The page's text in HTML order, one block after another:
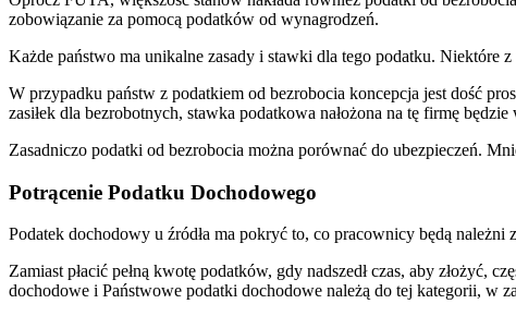
zobowiązanie za pomocą podatków od wynagrodzeń.
Każde państwo ma unikalne zasady i stawki dla tego podatku. Niektóre
W przypadku państw z podatkiem od bezrobocia koncepcja jest dość
zasiłek dla bezrobotnych, stawka podatkowa nałożona na tę firmę będzie
Zasadniczo podatki od bezrobocia można porównać do ubezpieczeń.
Potrącenie Podatku Dochodowego
Podatek dochodowy u źródła ma pokryć to, co pracownicy będą należni
Zamiast płacić pełną kwotę podatków, gdy nadszedł czas, aby złożyć,
dochodowe i Państwowe podatki dochodowe należą do tej kategorii, w